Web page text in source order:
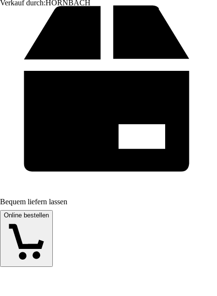
Verkauf durch:HORNBACH
Bequem liefern lassen
Online bestellen